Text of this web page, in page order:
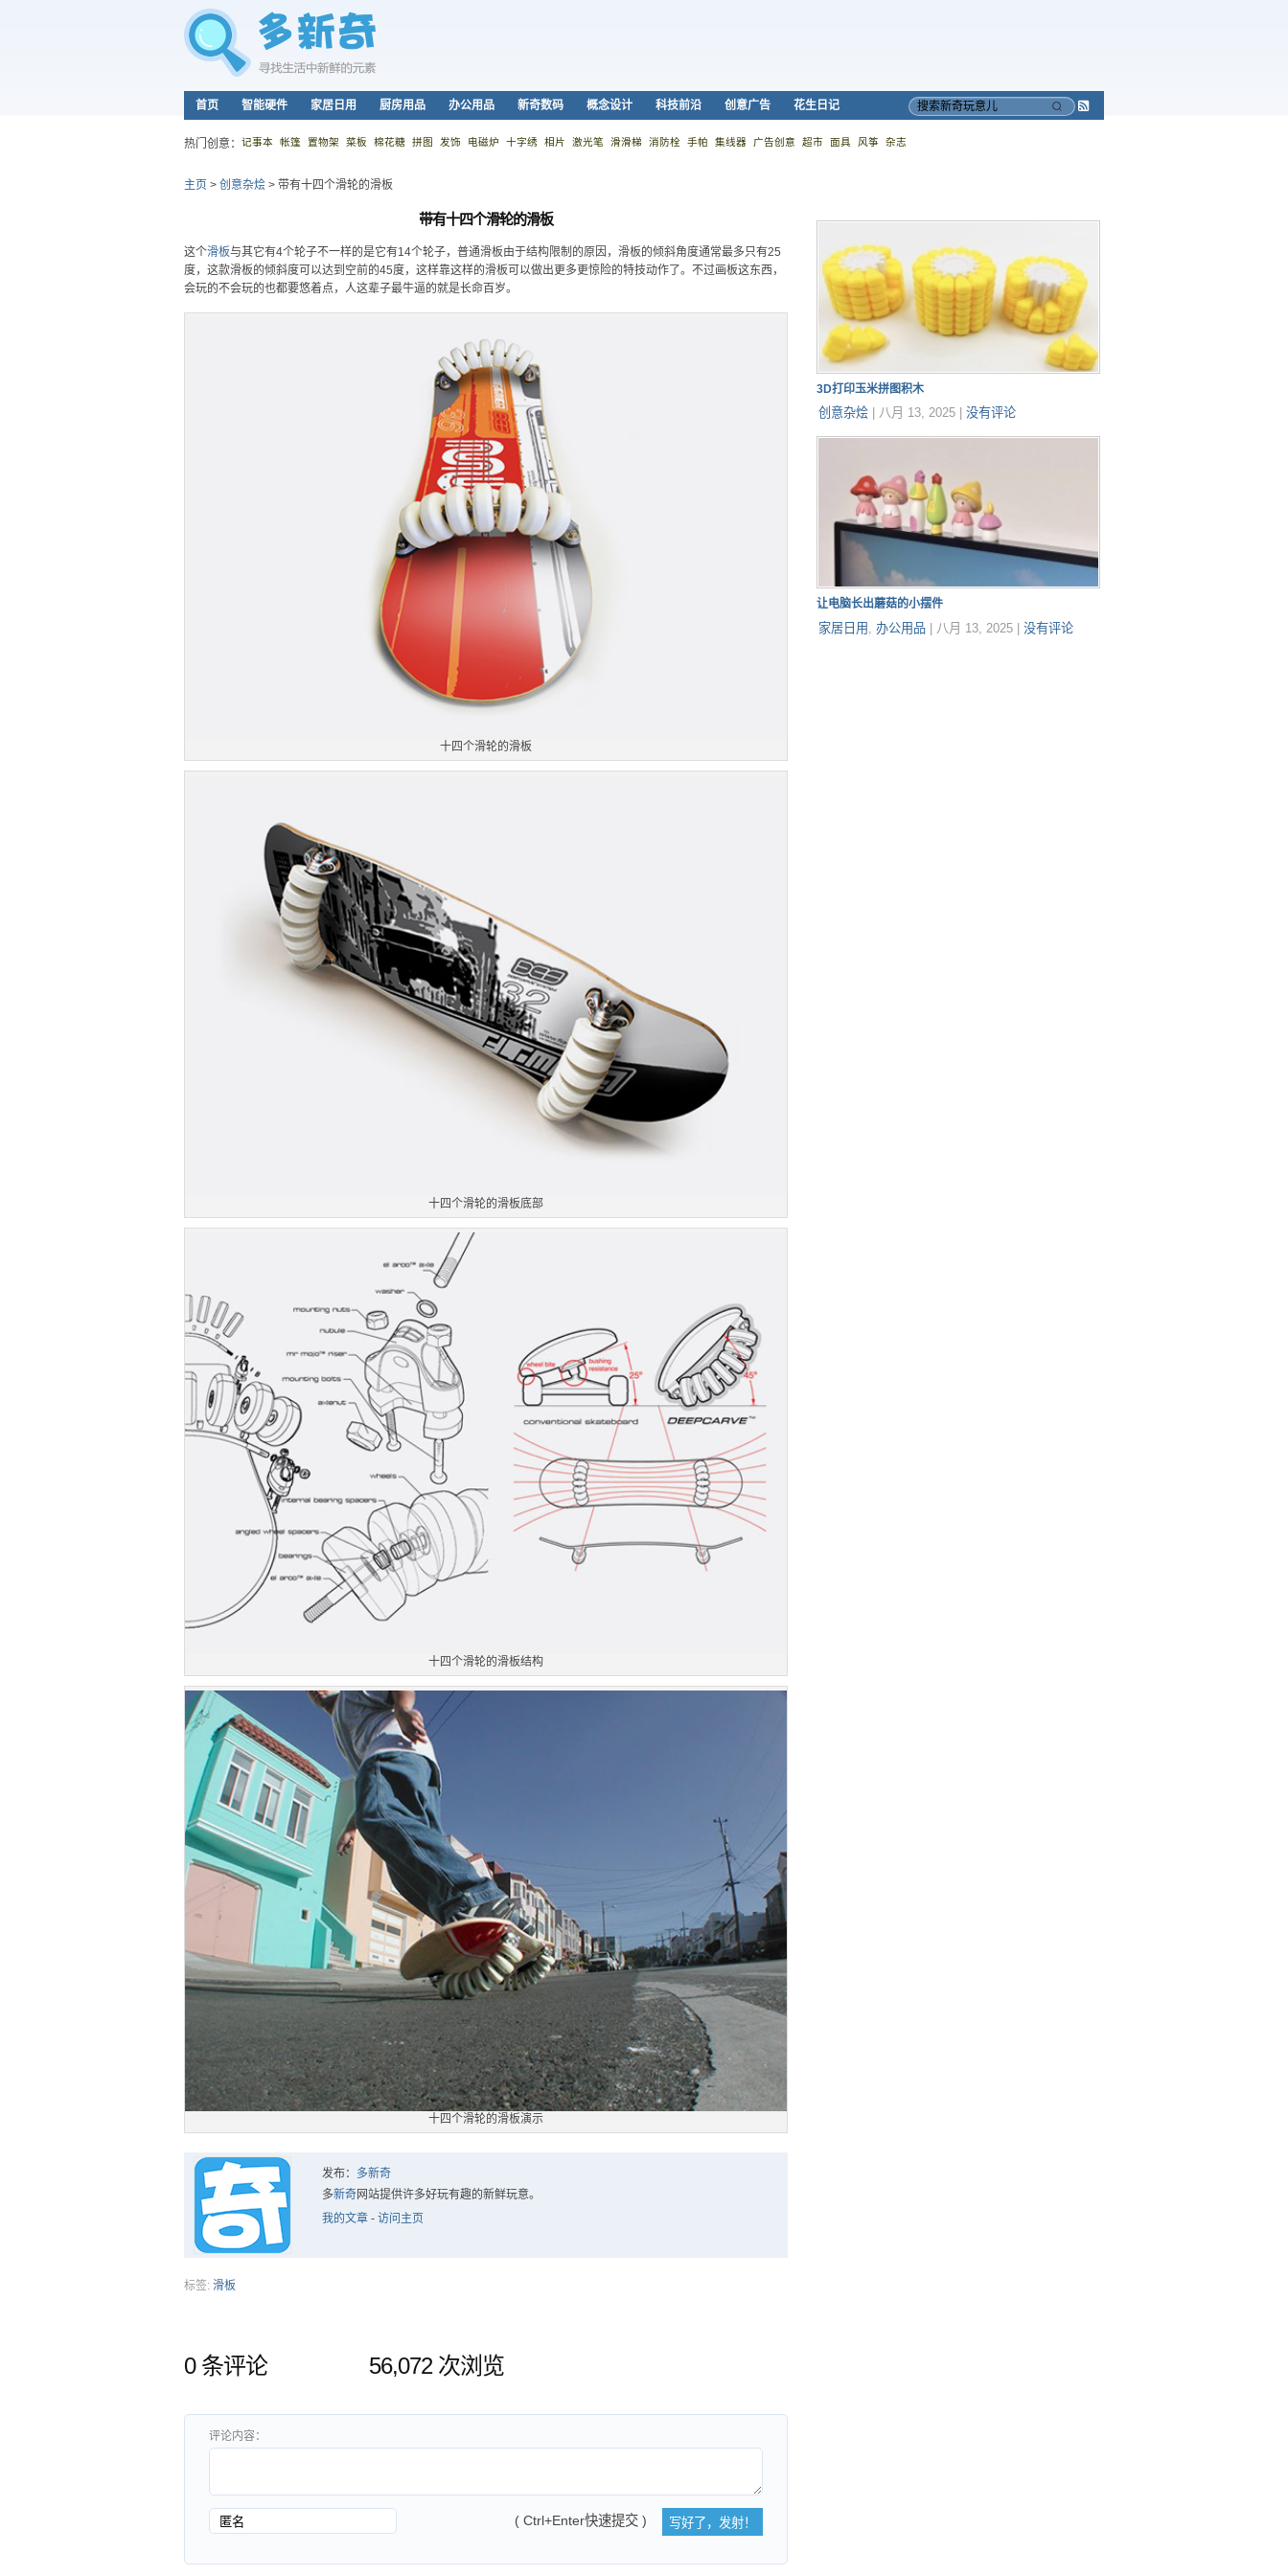
首页 智能硬件 家居日用 厨房用品 办公用品 新奇数码 概念设计 科技前沿 创意广告 花生日记
Subscribe
搜
热门创意： 记事本 帐篷 置物架 菜板 棉花糖 拼图 发饰 电磁炉 十字绣 相片 激光笔 滑滑梯 消防栓 手帕 集线器 广告创意 超市 面具 风筝 杂志
主页 > 创意杂烩 > 带有十四个滑轮的滑板
带有十四个滑轮的滑板
这个滑板与其它有4个轮子不一样的是它有14个轮子，普通滑板由于结构限制的原因，滑板的倾斜角度通常最多只有25
度，这款滑板的倾斜度可以达到空前的45度，这样靠这样的滑板可以做出更多更惊险的特技动作了。不过画板这东西，
会玩的不会玩的也都要悠着点，人这辈子最牛逼的就是长命百岁。
十四个滑轮的滑板
十四个滑轮的滑板底部
十四个滑轮的滑板结构
十四个滑轮的滑板演示
发布： 多新奇
多新奇网站提供许多好玩有趣的新鲜玩意。
我的文章 - 访问主页
标签: 滑板
0 条评论 56,072 次浏览
评论内容：
( Ctrl+Enter快速提交 )
3D打印玉米拼图积木
创意杂烩 八月 13, 2025 没有评论
让电脑长出蘑菇的小摆件
家居日用 办公用品 八月 13, 2025 没有评论